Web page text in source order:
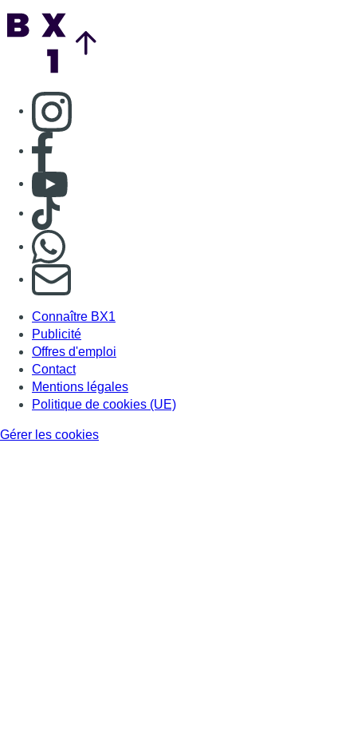
Consulter page Instagram
Consulter page Facebook
Consulter Youtube
Consulter TikTok
S'abonner à notre newsletter
Connaître BX1
Publicité
Offres d'emploi
Contact
Mentions légales
Politique de cookies (UE)
Gérer les cookies